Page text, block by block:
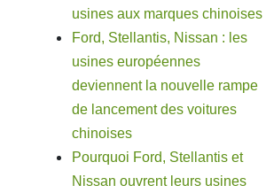
usines aux marques chinoises
Ford, Stellantis, Nissan : les
usines européennes
deviennent la nouvelle rampe
de lancement des voitures
chinoises
Pourquoi Ford, Stellantis et
Nissan ouvrent leurs usines